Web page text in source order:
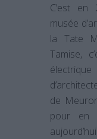
C’est
musée
la Tate
Tamise,
de
pour en